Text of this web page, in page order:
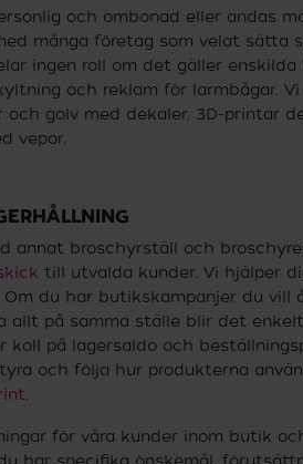
och ombonad eller andas
många företag som velat sätta
ingen roll om det gäller
och reklam för larmbågar.
golv med dekaler, 3D-printar
vepor.
annat broschyrställ och
till utvalda kunder. Vi hjälper
du har butikskampanjer du vill
allt på samma ställe blir det
koll på lagersaldo och
och följa hur produkterna
för våra kunder inom butik
har specifika önskemål,